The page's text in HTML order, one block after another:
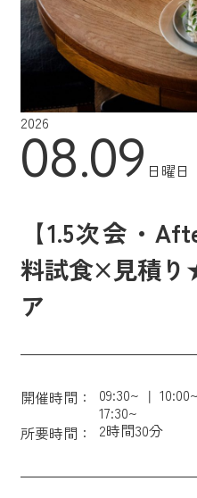
2026
08.09 日曜日
【1.5次会・
料試食×見積り
ア
開催時間： 09:30~ 10:00~
17:30~
所要時間：
2時間30分